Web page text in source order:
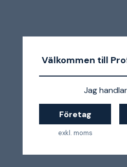
Välkommen till
Jag
Företag
exkl. moms